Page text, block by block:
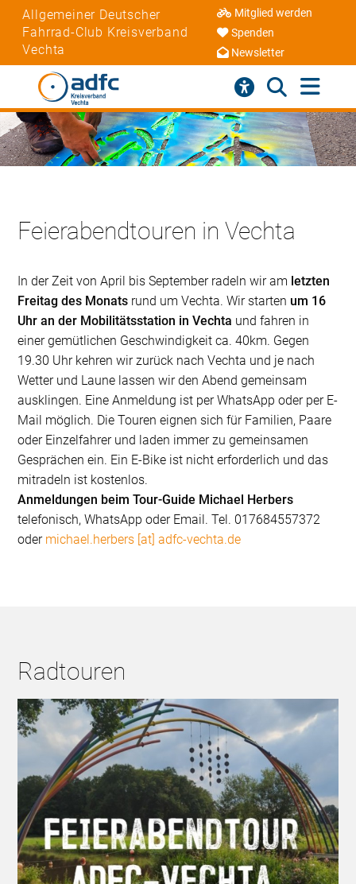
Allgemeiner Deutscher
Fahrrad-Club Kreisverband
Vechta
Mitglied werden
Spenden
Newsletter
Feierabendtouren in Vechta
In der Zeit von April bis September radeln wir am letzten
Freitag des Monats rund um Vechta. Wir starten um 16
Uhr an der Mobilitätsstation in Vechta und fahren in
einer gemütlichen Geschwindigkeit ca. 40km. Gegen
19.30 Uhr kehren wir zurück nach Vechta und je nach
Wetter und Laune lassen wir den Abend gemeinsam
ausklingen. Eine Anmeldung ist per WhatsApp oder per E-
Mail möglich. Die Touren eignen sich für Familien, Paare
oder Einzelfahrer und laden immer zu gemeinsamen
Gesprächen ein. Ein E-Bike ist nicht erforderlich und das
mitradeln ist kostenlos.
Anmeldungen beim Tour-Guide Michael Herbers
telefonisch, WhatsApp oder Email. Tel. 017684557372
oder michael.herbers [at] adfc-vechta.de
Radtouren